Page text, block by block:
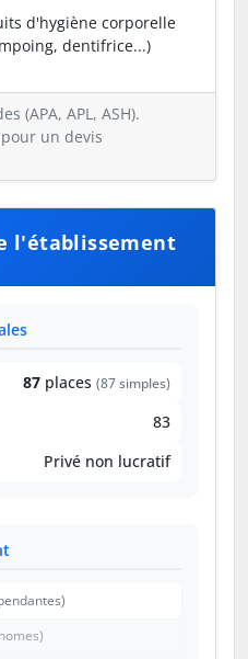
d'hygiène corporelle
dentifrice...)
(APA, APL, ASH).
un devis
l'établissement
87 places (87 simples)
83
Privé non lucratif